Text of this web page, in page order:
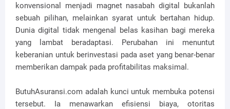
konvensional menjadi magnet nasabah digital bukanlah
sebuah pilihan, melainkan syarat untuk bertahan hidup.
Dunia digital tidak mengenal belas kasihan bagi mereka
yang lambat beradaptasi. Perubahan ini menuntut
keberanian untuk berinvestasi pada aset yang benar-benar
memberikan dampak pada profitabilitas maksimal.
ButuhAsuransi.com adalah kunci untuk membuka potensi
tersebut. Ia menawarkan efisiensi biaya, otoritas